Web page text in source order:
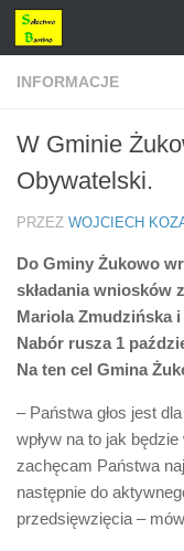
Przejdź do treści
INFORMACJE
W Gminie
Obywatelski.
PRZEZ WOJCIECH
Do Gminy Żukowo
składania wniosków
Mariola Zmudzińska
Nabór rusza 1
Na ten cel Gmina
– Państwa głos jest
wpływ na to jak
zachęcam Państwa
następnie do
przedsięwzięcia –